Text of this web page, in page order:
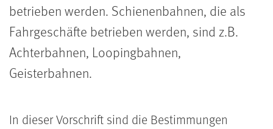
betrieben werden. Schienenbahnen, die als
Fahrgeschäfte betrieben werden, sind z.B.
Achterbahnen, Loopingbahnen,
Geisterbahnen.
In dieser Vorschrift sind die Bestimmungen